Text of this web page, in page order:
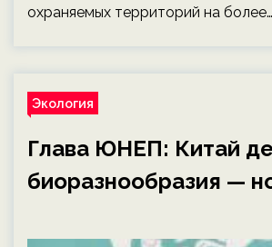
охраняемых территорий на более…
Экология
Глава ЮНЕП: Китай
биоразнообразия —